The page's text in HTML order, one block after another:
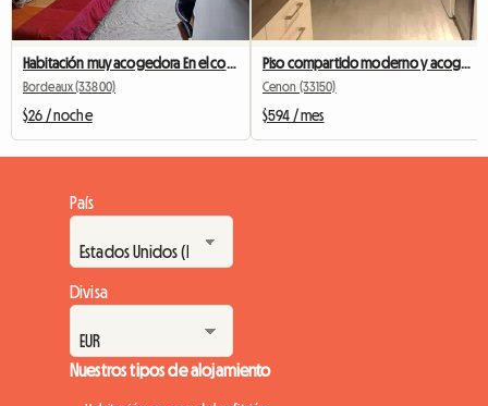
Habitación muy acogedora En el corazón de Burdeos y privada.
Bordeaux (33800)
$26 / noche
Cenon (33150)
$594 / mes
País
Divisa
Nuestros tipos de alojamiento